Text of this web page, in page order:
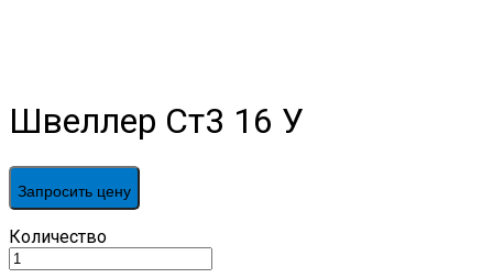
Швеллер Ст3 16 У
Запросить цену
Швеллер
Ст3
Количество